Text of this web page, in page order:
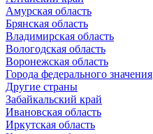
Амурская область
Брянская область
Владимирская область
Вологодская область
Воронежская область
Города федерального значения
Другие страны
Забайкальский край
Ивановская область
Иркутская область